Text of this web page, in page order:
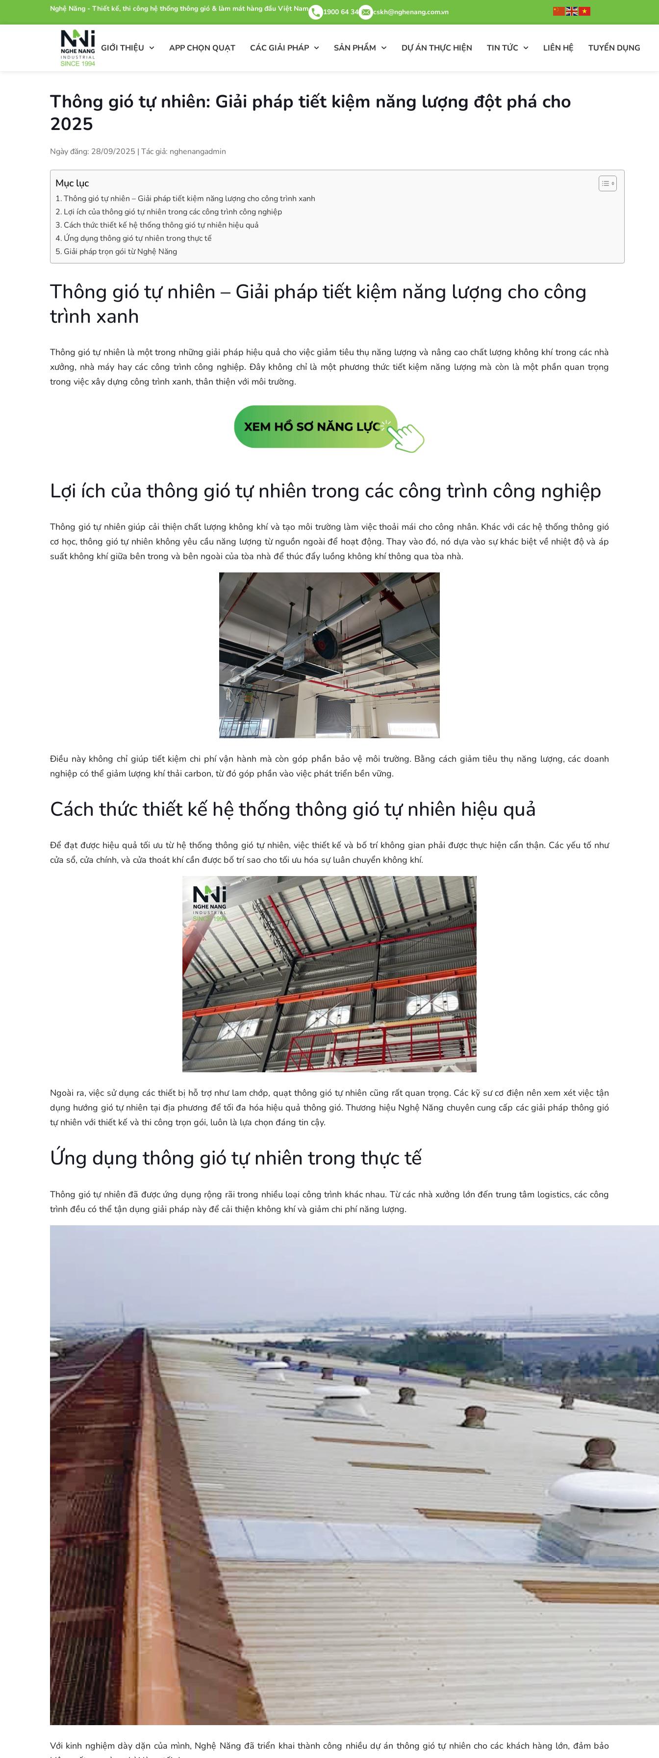
Nghệ Năng - Thiết kế, thi công hệ thống thông gió & làm mát hàng đầu Việt Nam 1900 64 34 cskh@nghenang.com.vn
GIỚI THIỆU APP CHỌN QUẠT CÁC GIẢI PHÁP SẢN PHẨM DỰ ÁN THỰC HIỆN TIN TỨC LIÊN HỆ TUYỂN DỤNG
Thông gió tự nhiên: Giải pháp tiết kiệm năng lượng đột phá cho
2025
Ngày đăng: 28/09/2025 | Tác giả: nghenangadmin
Mục lục
Thông gió tự nhiên – Giải pháp tiết kiệm năng lượng cho công trình xanh
Lợi ích của thông gió tự nhiên trong các công trình công nghiệp
Cách thức thiết kế hệ thống thông gió tự nhiên hiệu quả
Ứng dụng thông gió tự nhiên trong thực tế
Giải pháp trọn gói từ Nghệ Năng
Thông gió tự nhiên – Giải pháp tiết kiệm năng lượng cho công
trình xanh
Thông gió tự nhiên là một trong những giải pháp hiệu quả cho việc giảm tiêu thụ năng lượng và nâng cao chất lượng không khí trong các nhà
xưởng, nhà máy hay các công trình công nghiệp. Đây không chỉ là một phương thức tiết kiệm năng lượng mà còn là một phần quan trọng
trong việc xây dựng công trình xanh, thân thiện với môi trường.
Lợi ích của thông gió tự nhiên trong các công trình công nghiệp
Thông gió tự nhiên giúp cải thiện chất lượng không khí và tạo môi trường làm việc thoải mái cho công nhân. Khác với các hệ thống thông gió
cơ học, thông gió tự nhiên không yêu cầu năng lượng từ nguồn ngoài để hoạt động. Thay vào đó, nó dựa vào sự khác biệt về nhiệt độ và áp
suất không khí giữa bên trong và bên ngoài của tòa nhà để thúc đẩy luồng không khí thông qua tòa nhà.
Điều này không chỉ giúp tiết kiệm chi phí vận hành mà còn góp phần bảo vệ môi trường. Bằng cách giảm tiêu thụ năng lượng, các doanh
nghiệp có thể giảm lượng khí thải carbon, từ đó góp phần vào việc phát triển bền vững.
Cách thức thiết kế hệ thống thông gió tự nhiên hiệu quả
Để đạt được hiệu quả tối ưu từ hệ thống thông gió tự nhiên, việc thiết kế và bố trí không gian phải được thực hiện cẩn thận. Các yếu tố như
cửa sổ, cửa chính, và cửa thoát khí cần được bố trí sao cho tối ưu hóa sự luân chuyển không khí.
Ngoài ra, việc sử dụng các thiết bị hỗ trợ như lam chớp, quạt thông gió tự nhiên cũng rất quan trọng. Các kỹ sư cơ điện nên xem xét việc tận
dụng hướng gió tự nhiên tại địa phương để tối đa hóa hiệu quả thông gió. Thương hiệu Nghệ Năng chuyên cung cấp các giải pháp thông gió
tự nhiên với thiết kế và thi công trọn gói, luôn là lựa chọn đáng tin cậy.
Ứng dụng thông gió tự nhiên trong thực tế
Thông gió tự nhiên đã được ứng dụng rộng rãi trong nhiều loại công trình khác nhau. Từ các nhà xưởng lớn đến trung tâm logistics, các công
trình đều có thể tận dụng giải pháp này để cải thiện không khí và giảm chi phí năng lượng.
Với kinh nghiệm dày dặn của mình, Nghệ Năng đã triển khai thành công nhiều dự án thông gió tự nhiên cho các khách hàng lớn, đảm bảo